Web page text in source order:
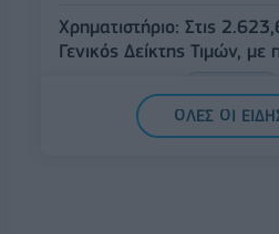
Χρηματιστήριο: Στις
Γενικός Δείκτης Τιμών,
Συνάλλαγμα: Το ευρώ
ΟΛΕΣ ΟΙ